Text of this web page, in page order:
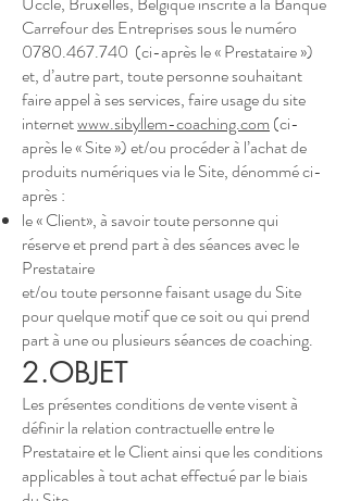
Carrefour des Entreprises sous le numéro
0780.467.740 (ci-après le « Prestataire »)
et, d’autre part, toute personne souhaitant
faire appel à ses services, faire usage du site
internetwww.sibyllem-coaching.com (ci-
après le « Site ») et/ou procéder à l’achat de
produits numériques via le Site, dénommé ci-
après :
le « Client», à savoir toute personne qui
réserve et prend part à des séances avec le
Prestataire
et/ou toute personne faisant usage du Site
pour quelque motif que ce soit ou qui prend
part à une ou plusieurs séances de coaching.
2.OBJET
Les présentes conditions de vente visent à
définir la relation contractuelle entre le
Prestataire et le Client ainsi que les conditions
applicables à tout achat effectué par le biais